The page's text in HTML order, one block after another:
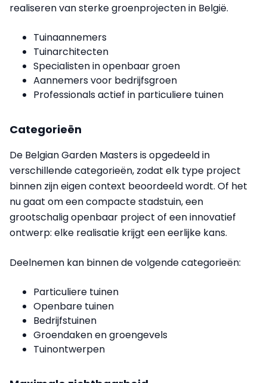
realiseren van sterke groenprojecten in België.
Tuinaannemers
Tuinarchitecten
Specialisten in openbaar groen
Aannemers voor bedrijfsgroen
Professionals actief in particuliere tuinen
Categorieën
De Belgian Garden Masters is opgedeeld in
verschillende categorieën, zodat elk type project
binnen zijn eigen context beoordeeld wordt. Of het
nu gaat om een compacte stadstuin, een
grootschalig openbaar project of een innovatief
ontwerp: elke realisatie krijgt een eerlijke kans.
Deelnemen kan binnen de volgende categorieën:
Particuliere tuinen
Openbare tuinen
Bedrijfstuinen
Groendaken en groengevels
Tuinontwerpen